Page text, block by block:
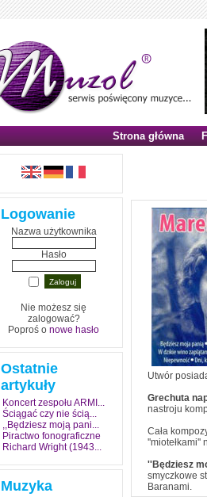
Strona główna
Logowanie
Nazwa użytkownika
Hasło
Nie możesz się
zalogować?
Poproś o nowe hasło
Ostatnie
artykuły
Koncert zespołu ARMI...
Ściągać czy nie ścią...
,,Będziesz moją pani...
Piractwo fonograficzne
Richard Wright (1943...
Muzyka
Utwór
Grechuta
nastroju
Cała
''miotełkami''
''Będziesz
smyczkowe
Baranami.